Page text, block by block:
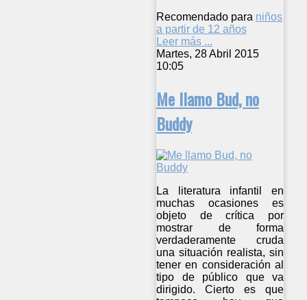
Recomendado para niños
a partir de 12 años
Leer más ...
Martes, 28 Abril 2015
10:05
Me llamo Bud, no
Buddy
La literatura infantil en
muchas ocasiones es
objeto de crítica por
mostrar de forma
verdaderamente cruda
una situación realista, sin
tener en consideración al
tipo de público que va
dirigido. Cierto es que